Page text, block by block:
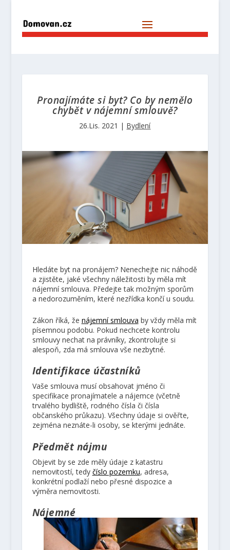
Pronajímáte si byt? Co by nemělo
chybět v nájemní smlouvě?
26.Lis. 2021 | Bydlení
Hledáte byt na pronájem? Nenechejte nic náhodě
a zjistěte, jaké všechny náležitosti by měla mít
nájemní smlouva. Předejte tak možným sporům
a nedorozuměním, které nezřídka končí u soudu.
Zákon říká, že nájemní smlouva by vždy měla mít
písemnou podobu. Pokud nechcete kontrolu
smlouvy nechat na právníky, zkontrolujte si
alespoň, zda má smlouva vše nezbytné.
Identifikace účastníků
Vaše smlouva musí obsahovat jméno či
specifikace pronajímatele a nájemce (včetně
trvalého bydliště, rodného čísla či čísla
občanského průkazu). Všechny údaje si ověřte,
zejména neznáte-li osoby, se kterými jednáte.
Předmět nájmu
Objevit by se zde měly údaje z katastru
nemovitostí, tedy číslo pozemku, adresa,
konkrétní podlaží nebo přesné dispozice a
výměra nemovitosti.
Nájemné